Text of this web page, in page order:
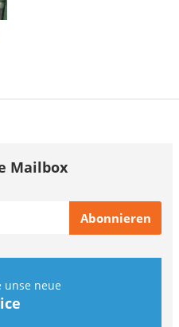
Mailbox
unse neue